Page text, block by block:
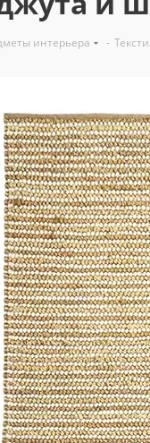
интерьера -